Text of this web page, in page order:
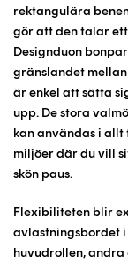
rektangulära
gör att den talar
Designduon
gränslandet mellan
är enkel att sätta
upp. De stora
kan användas i allt
miljöer där du vill
skön paus.
Flexibiliteten blir
avlastningsbordet
huvudrollen,